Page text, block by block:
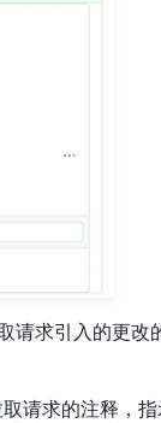
请求引入的更
请求的注释，